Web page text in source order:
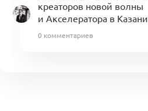
креаторов новой волны
и Акселератора в Казани
0 комментариев